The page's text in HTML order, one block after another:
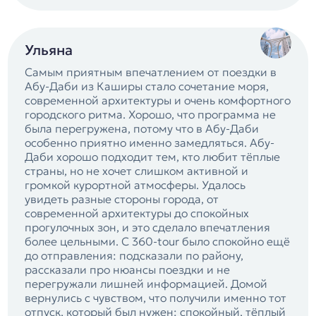
Ульяна
Самым приятным впечатлением от поездки в
Абу-Даби из Каширы стало сочетание моря,
современной архитектуры и очень комфортного
городского ритма. Хорошо, что программа не
была перегружена, потому что в Абу-Даби
особенно приятно именно замедляться. Абу-
Даби хорошо подходит тем, кто любит тёплые
страны, но не хочет слишком активной и
громкой курортной атмосферы. Удалось
увидеть разные стороны города, от
современной архитектуры до спокойных
прогулочных зон, и это сделало впечатления
более цельными. С 360-tour было спокойно ещё
до отправления: подсказали по району,
рассказали про нюансы поездки и не
перегружали лишней информацией. Домой
вернулись с чувством, что получили именно тот
отпуск, который был нужен: спокойный, тёплый